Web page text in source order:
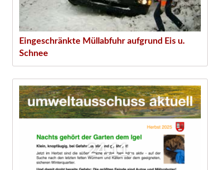
Eingeschränkte Müllabfuhr aufgrund Eis u.
Schnee
24.11.